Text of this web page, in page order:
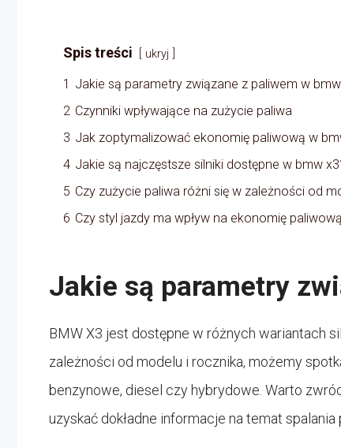
Spis treści ukryj
1 Jakie są parametry związane z paliwem w
2 Czynniki wpływające na zużycie paliwa
3 Jak zoptymalizować ekonomię paliwową w
4 Jakie są najczęstsze silniki dostępne w bmw
5 Czy zużycie paliwa różni się w zależności od
6 Czy styl jazdy ma wpływ na ekonomię
Jakie są parametry
BMW X3 jest dostępne w różnych wariantach
zależności od modelu i rocznika, możemy
benzynowe, diesel czy hybrydowe. Warto
uzyskać dokładne informacje na temat spalania